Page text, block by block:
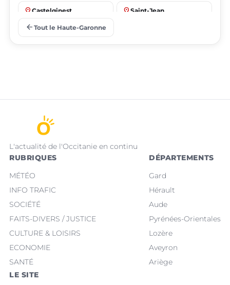
place Castelginest place Saint-Jean
place Villeneuve-Tolosane
arrow_back Tout le Haute-Garonne
L'actualité de l'Occitanie en continu
RUBRIQUES
MÉTÉO
INFO TRAFIC
SOCIÉTÉ
FAITS-DIVERS / JUSTICE
CULTURE & LOISIRS
ECONOMIE
SANTÉ
DÉPARTEMENTS
Gard
Hérault
Aude
Pyrénées-Orientales
Lozère
Aveyron
Ariège
LE SITE